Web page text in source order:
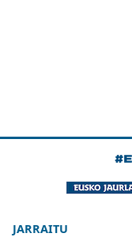
JARRAITU